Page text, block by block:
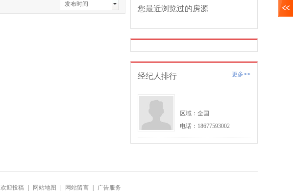
页
发布时间
您最近浏览过的房源
更多>>
经纪人排行
区域：全国
电话：18677593002
欢迎投稿 网站地图 网站留言 广告服务